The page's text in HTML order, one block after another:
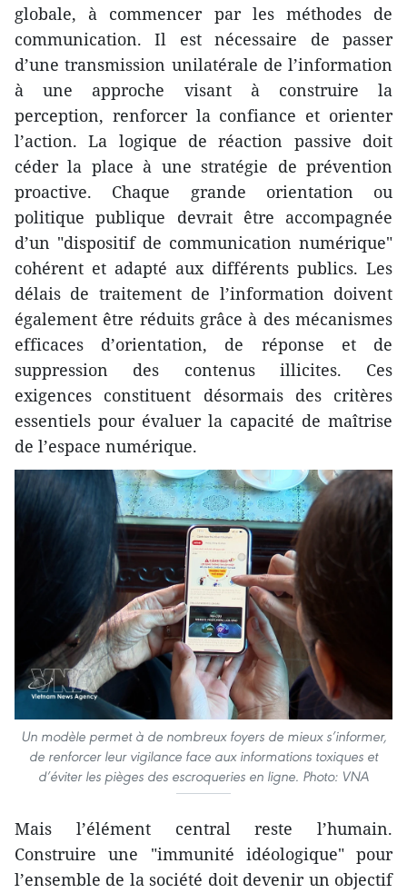
globale, à commencer par les méthodes de
communication. Il est nécessaire de passer
d’une transmission unilatérale de l’information
à une approche visant à construire la
perception, renforcer la confiance et orienter
l’action. La logique de réaction passive doit
céder la place à une stratégie de prévention
proactive. Chaque grande orientation ou
politique publique devrait être accompagnée
d’un "dispositif de communication numérique"
cohérent et adapté aux différents publics. Les
délais de traitement de l’information doivent
également être réduits grâce à des mécanismes
efficaces d’orientation, de réponse et de
suppression des contenus illicites. Ces
exigences constituent désormais des critères
essentiels pour évaluer la capacité de maîtrise
de l’espace numérique.
Un modèle permet à de nombreux foyers de mieux s’informer,
de renforcer leur vigilance face aux informations toxiques et
d’éviter les pièges des escroqueries en ligne. Photo: VNA
Mais l’élément central reste l’humain.
Construire une "immunité idéologique" pour
l’ensemble de la société doit devenir un objectif